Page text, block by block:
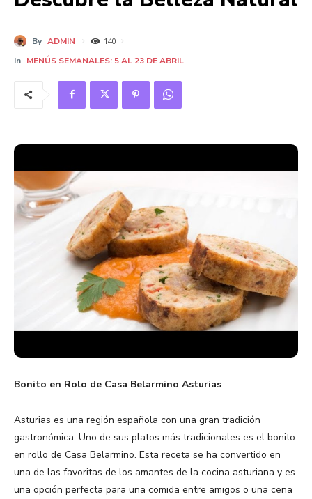
By ADMIN 140
In MENÚS SEMANALES: 5 AL 23 DE ABRIL
Bonito en Rolo de Casa Belarmino Asturias
Asturias es una región española con una gran tradición
gastronómica. Uno de sus platos más tradicionales es el bonito
en rollo de Casa Belarmino. Esta receta se ha convertido en
una de las favoritas de los amantes de la cocina asturiana y es
una opción perfecta para una comida entre amigos o una cena